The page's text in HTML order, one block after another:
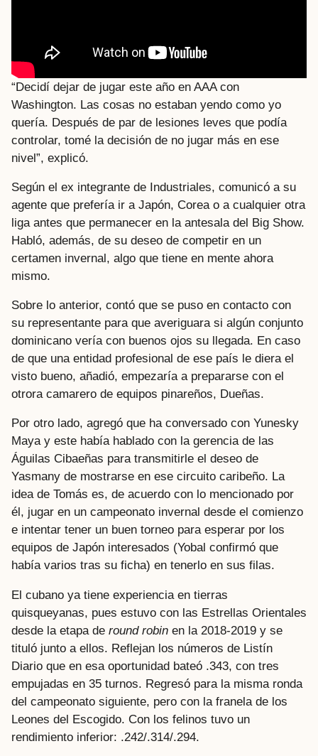
“Decidí dejar de jugar este año en AAA con
Washington. Las cosas no estaban yendo como yo
quería. Después de par de lesiones leves que podía
controlar, tomé la decisión de no jugar más en ese
nivel”, explicó.
Según el ex integrante de Industriales, comunicó a su
agente que prefería ir a Japón, Corea o a cualquier otra
liga antes que permanecer en la antesala del Big Show.
Habló, además, de su deseo de competir en un
certamen invernal, algo que tiene en mente ahora
mismo.
Sobre lo anterior, contó que se puso en contacto con
su representante para que averiguara si algún conjunto
dominicano vería con buenos ojos su llegada. En caso
de que una entidad profesional de ese país le diera el
visto bueno, añadió, empezaría a prepararse con el
otrora camarero de equipos pinareños, Dueñas.
Por otro lado, agregó que ha conversado con Yunesky
Maya y este había hablado con la gerencia de las
Águilas Cibaeñas para transmitirle el deseo de
Yasmany de mostrarse en ese circuito caribeño. La
idea de Tomás es, de acuerdo con lo mencionado por
él, jugar en un campeonato invernal desde el comienzo
e intentar tener un buen torneo para esperar por los
equipos de Japón interesados (Yobal confirmó que
había varios tras su ficha) en tenerlo en sus filas.
El cubano ya tiene experiencia en tierras
quisqueyanas, pues estuvo con las Estrellas Orientales
desde la etapa de round robin en la 2018-2019 y se
tituló junto a ellos. Reflejan los números de Listín
Diario que en esa oportunidad bateó .343, con tres
empujadas en 35 turnos. Regresó para la misma ronda
del campeonato siguiente, pero con la franela de los
Leones del Escogido. Con los felinos tuvo un
rendimiento inferior: .242/.314/.294.